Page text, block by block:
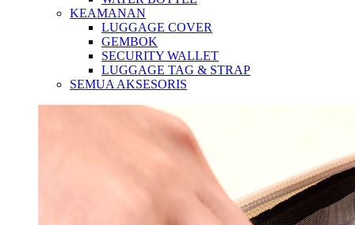
KEAMANAN
LUGGAGE COVER
GEMBOK
SECURITY WALLET
LUGGAGE TAG & STRAP
SEMUA AKSESORIS